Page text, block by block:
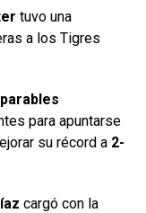
tuvo una
a los Tigres
para apuntarse
su récord a 2-
cargó con la